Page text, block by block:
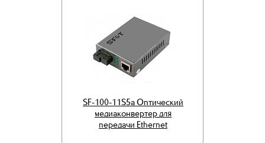
SF-100-11S5a Оптический
медиаконвертер для
передачи Ethernet